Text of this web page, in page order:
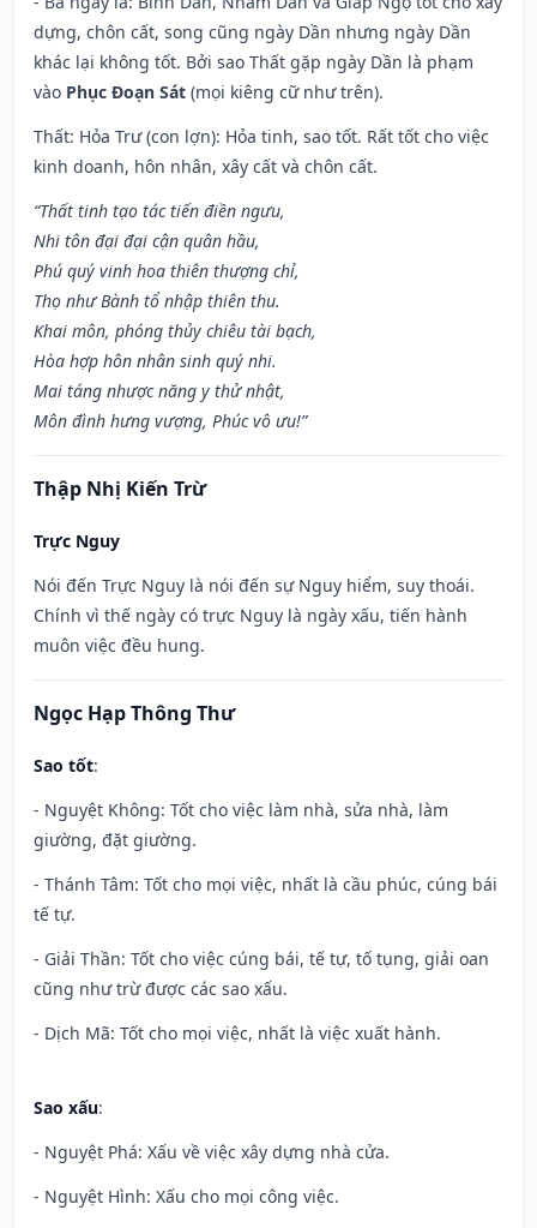
dựng, chôn cất, song cũng ngày Dần nhưng ngày Dần
khác lại không tốt. Bởi sao Thất gặp ngày Dần là phạm
vào Phục Đoạn Sát (mọi kiêng cữ như trên).
Thất: Hỏa Trư (con lợn): Hỏa tinh, sao tốt. Rất tốt cho việc
kinh doanh, hôn nhân, xây cất và chôn cất.
“Thất tinh tạo tác tiến điền ngưu,
Nhi tôn đại đại cận quân hầu,
Phú quý vinh hoa thiên thượng chỉ,
Thọ như Bành tổ nhập thiên thu.
Khai môn, phóng thủy chiêu tài bạch,
Hòa hợp hôn nhân sinh quý nhi.
Mai táng nhược năng y thử nhật,
Môn đình hưng vượng, Phúc vô ưu!”
Thập Nhị Kiến Trừ
Trực Nguy
Nói đến Trực Nguy là nói đến sự Nguy hiểm, suy thoái.
Chính vì thế ngày có trực Nguy là ngày xấu, tiến hành
muôn việc đều hung.
Ngọc Hạp Thông Thư
Sao tốt:
- Nguyệt Không: Tốt cho việc làm nhà, sửa nhà, làm
giường, đặt giường.
- Thánh Tâm: Tốt cho mọi việc, nhất là cầu phúc, cúng bái
tế tự.
- Giải Thần: Tốt cho việc cúng bái, tế tự, tố tụng, giải oan
cũng như trừ được các sao xấu.
- Dịch Mã: Tốt cho mọi việc, nhất là việc xuất hành.
Sao xấu:
- Nguyệt Phá: Xấu về việc xây dựng nhà cửa.
- Nguyệt Hình: Xấu cho mọi công việc.